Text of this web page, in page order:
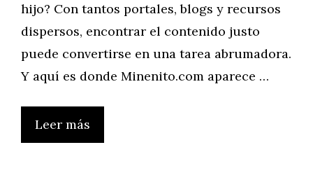
hijo? Con tantos portales, blogs y recursos
dispersos, encontrar el contenido justo
puede convertirse en una tarea abrumadora.
Y aquí es donde Minenito.com aparece …
Leer más